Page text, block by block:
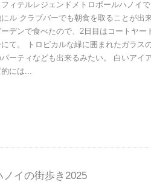
ィテルレジェンドメトロポールハノイ
ル クラブバーでも朝食を取ることが出
デンで食べたので、2日目はコートヤー
て。 トロピカルな緑に囲まれたガラス
ーティなども出来るみたい。 白いアイ
には...
ノイの街歩き2025